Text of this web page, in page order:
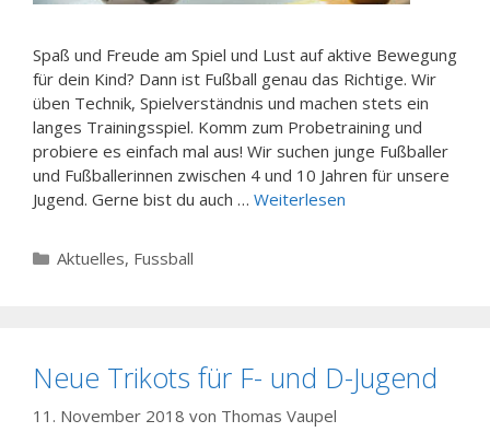
Spaß und Freude am Spiel und Lust auf aktive Bewegung
für dein Kind? Dann ist Fußball genau das Richtige. Wir
üben Technik, Spielverständnis und machen stets ein
langes Trainingsspiel. Komm zum Probetraining und
probiere es einfach mal aus! Wir suchen junge Fußballer
und Fußballerinnen zwischen 4 und 10 Jahren für unsere
Jugend. Gerne bist du auch … Weiterlesen
Kategorien
Aktuelles, Fussball
Neue Trikots für F- und D-Jugend
11. November 2018 von Thomas Vaupel